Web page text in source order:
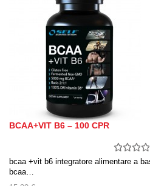
BCAA+VIT B6 – 100 CPR
bcaa +vit b6 integratore alimentare a
bcaa…